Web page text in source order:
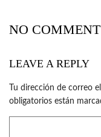
NO COMMENT
LEAVE A REPLY
Tu dirección de correo
obligatorios están